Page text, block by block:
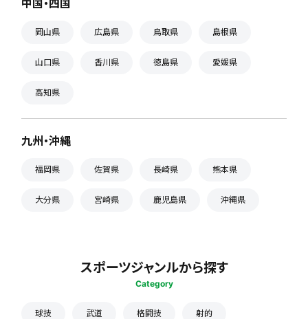
岡山県 広島県 鳥取県 島根県
山口県 香川県 徳島県 愛媛県
高知県
九州・沖縄
福岡県 佐賀県 長崎県 熊本県
大分県 宮崎県 鹿児島県 沖縄県
スポーツジャンルから探す
Category
球技 武道 格闘技 射的